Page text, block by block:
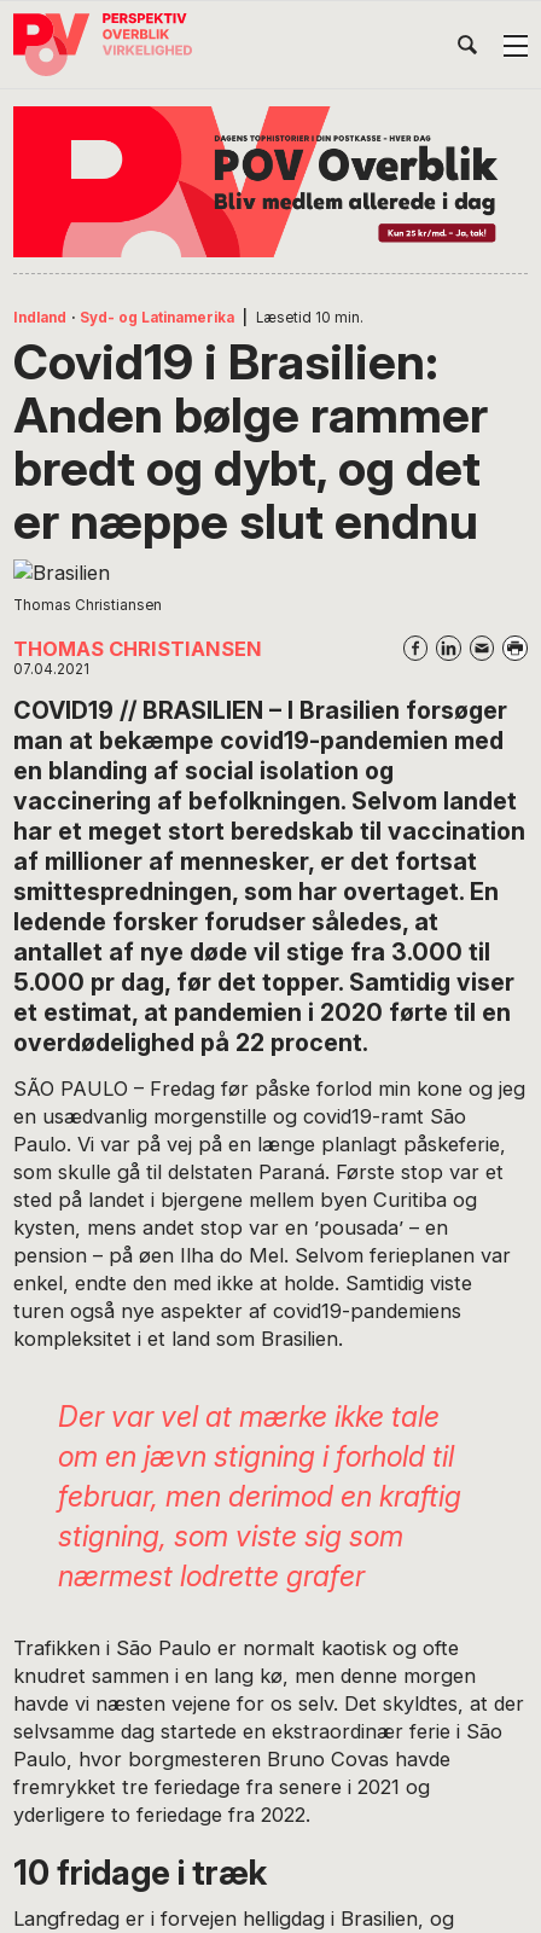
Gå
direkte
Skip
indhold
Gå
direkte
Indland · Syd- og Latinamerika Læsetid 10 min.
Covid19 i Brasilien:
Anden bølge rammer
bredt og dybt, og det
er næppe slut endnu
Thomas Christiansen
THOMAS CHRISTIANSEN
07.04.2021
COVID19 // BRASILIEN – I Brasilien forsøger
man at bekæmpe covid19-pandemien med
en blanding af social isolation og
vaccinering af befolkningen. Selvom landet
har et meget stort beredskab til vaccination
af millioner af mennesker, er det fortsat
smittespredningen, som har overtaget. En
ledende forsker forudser således, at
antallet af nye døde vil stige fra 3.000 til
5.000 pr dag, før det topper. Samtidig viser
et estimat, at pandemien i 2020 førte til en
overdødelighed på 22 procent.
SÃO PAULO – Fredag før påske forlod min kone og jeg
en usædvanlig morgenstille og covid19-ramt São
Paulo. Vi var på vej på en længe planlagt påskeferie,
som skulle gå til delstaten Paraná. Første stop var et
sted på landet i bjergene mellem byen Curitiba og
kysten, mens andet stop var en ’pousada’ – en
pension – på øen Ilha do Mel. Selvom ferieplanen var
enkel, endte den med ikke at holde. Samtidig viste
turen også nye aspekter af covid19-pandemiens
kompleksitet i et land som Brasilien.
Der var vel at mærke ikke tale
om en jævn stigning i forhold til
februar, men derimod en kraftig
stigning, som viste sig som
nærmest lodrette grafer
Trafikken i São Paulo er normalt kaotisk og ofte
knudret sammen i en lang kø, men denne morgen
havde vi næsten vejene for os selv. Det skyldtes, at der
selvsamme dag startede en ekstraordinær ferie i São
Paulo, hvor borgmesteren Bruno Covas havde
fremrykket tre feriedage fra senere i 2021 og
yderligere to feriedage fra 2022.
10 fridage i træk
Langfredag er i forvejen helligdag i Brasilien, og